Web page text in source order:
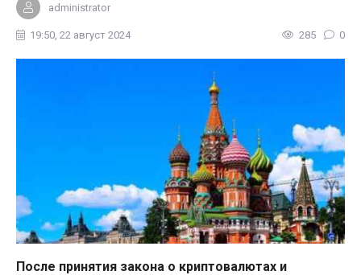
administrator
19:50, 22 август 2024 285 0
После принятия закона о криптовалютах и